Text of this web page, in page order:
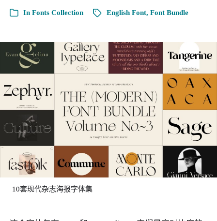
In Fonts Collection English Font, Font Bundle
10套现代杂志海报字体集